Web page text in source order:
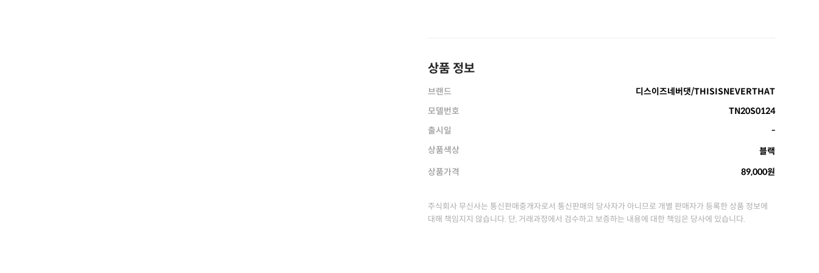
상품 정보
브랜드
디스이즈네버댓/THISISNEVERTHAT
모델번호
TN20S0124
출시일
-
상품색상
블랙
상품가격
89,000원
주식회사 무신사는 통신판매중개자로서 통신판매의 당사자가 아니므로 개별 판매자가 등록한 상품 정보에
대해 책임지지 않습니다. 단, 거래과정에서 검수하고 보증하는 내용에 대한 책임은 당사에 있습니다.